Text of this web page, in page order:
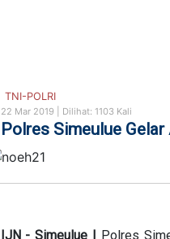
TNI-POLRI
22 Mar 2019 | Dilihat: 1103 Kali
Polres Simeulue
IJN - Simeulue I Polres